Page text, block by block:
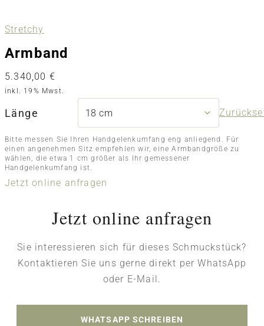
Stretchy
Armband
5.340,00 €
inkl. 19% Mwst.
Länge
Bitte messen Sie Ihren Handgelenkumfang eng anliegend. Für
einen angenehmen Sitz empfehlen wir, eine Armbandgröße zu
wählen, die etwa 1 cm größer als Ihr gemessener
Handgelenkumfang ist.
Jetzt online anfragen
Jetzt online anfragen
Sie interessieren sich für dieses Schmuckstück?
Kontaktieren Sie uns gerne direkt per WhatsApp
oder E-Mail.
WHATSAPP SCHREIBEN